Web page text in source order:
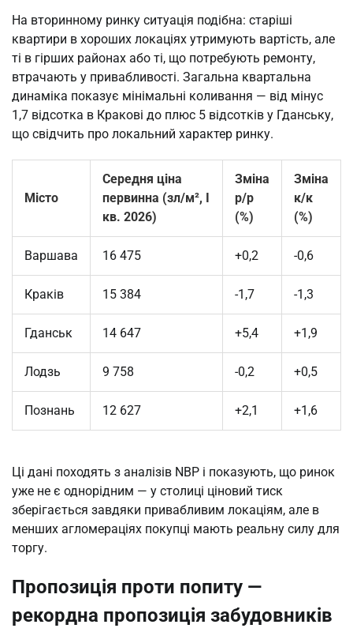
На вторинному ринку ситуація подібна: старіші
квартири в хороших локаціях утримують вартість, але
ті в гірших районах або ті, що потребують ремонту,
втрачають у привабливості. Загальна квартальна
динаміка показує мінімальні коливання — від мінус
1,7 відсотка в Кракові до плюс 5 відсотків у Гданську,
що свідчить про локальний характер ринку.
Місто
Середня ціна
первинна (зл/м², I
кв. 2026)
Зміна
р/р
(%)
Зміна
к/к
(%)
Варшава 16 475 +0,2 -0,6
Краків 15 384 -1,7 -1,3
Гданськ 14 647 +5,4 +1,9
Лодзь 9 758 -0,2 +0,5
Познань 12 627 +2,1 +1,6
Ці дані походять з аналізів NBP і показують, що ринок
уже не є однорідним — у столиці ціновий тиск
зберігається завдяки привабливим локаціям, але в
менших агломераціях покупці мають реальну силу для
торгу.
Пропозиція проти попиту —
рекордна пропозиція забудовників